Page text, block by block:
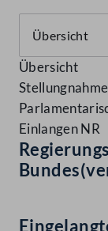
Übersicht
Einlangen NR